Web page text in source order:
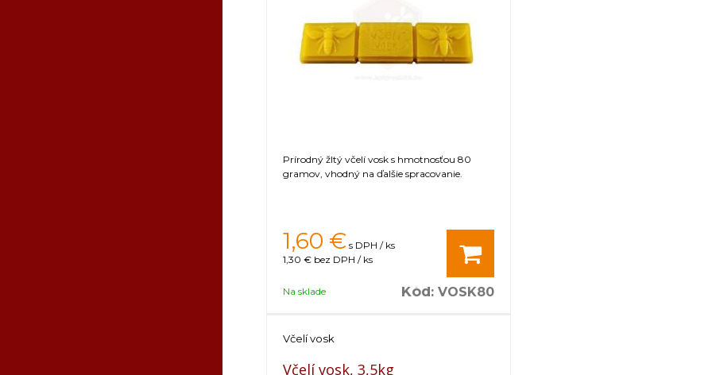
Prírodný žltý včelí vosk s hmotnosťou 80
gramov, vhodný na ďalšie spracovanie.
1,60 € s DPH / ks
1,30 € bez DPH / ks
Na sklade Kód: VOSK80
Včelí vosk
Včelí vosk, 3,5kg